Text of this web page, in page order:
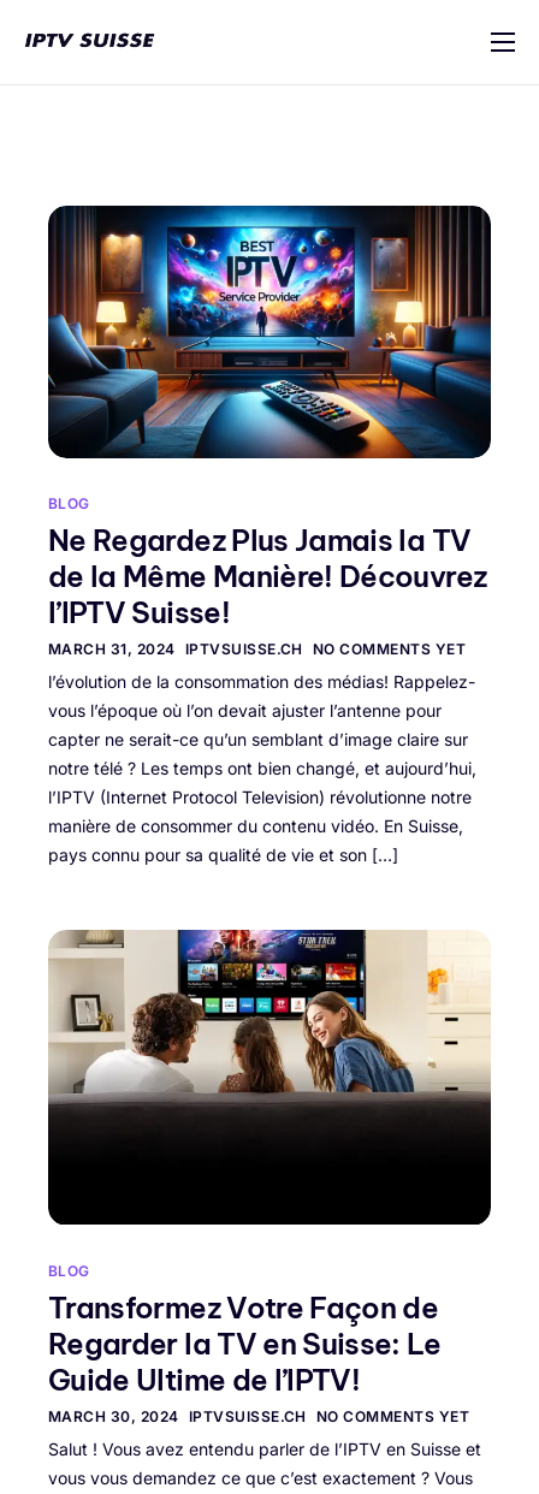
IPTV Suisse
Blog
Contact
BLOG
Ne Regardez Plus Jamais la TV
de la Même Manière! Découvrez
l’IPTV Suisse!
MARCH 31, 2024 IPTVSUISSE.CH NO COMMENTS YET
l’évolution de la consommation des médias! Rappelez-
vous l’époque où l’on devait ajuster l’antenne pour
capter ne serait-ce qu’un semblant d’image claire sur
notre télé ? Les temps ont bien changé, et aujourd’hui,
l’IPTV (Internet Protocol Television) révolutionne notre
manière de consommer du contenu vidéo. En Suisse,
pays connu pour sa qualité de vie et son […]
BLOG
Transformez Votre Façon de
Regarder la TV en Suisse: Le
Guide Ultime de l’IPTV!
MARCH 30, 2024 IPTVSUISSE.CH NO COMMENTS YET
Salut ! Vous avez entendu parler de l’IPTV en Suisse et
vous vous demandez ce que c’est exactement ? Vous